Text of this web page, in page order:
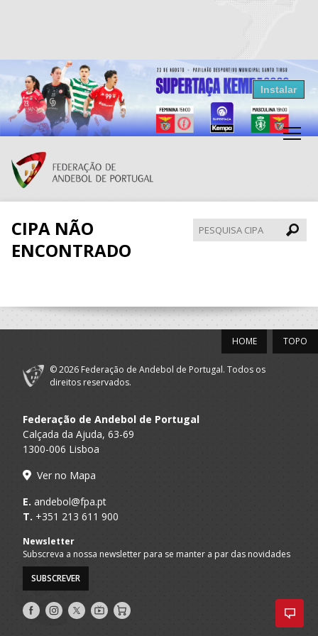
Resultados Andebol
Federação de Andebol de Portugal
Grátis - Disponivel na Play Store
Instalar
CIPA NÃO
ENCONTRADO
CIPA
TOPO
HOME
© 2026 Federação de Andebol de Portugal. Todos os
direitos reservados.
Federação de Andebol de Portugal
Calçada da Ajuda, 63-69
1300-006 Lisboa
Ver no Mapa
E. andebol@fpa.pt
T. +351 213 611 900
Newsletter
Subscreva a nossa newsletter para se manter a par das novidades
SUBSCREVER
Siga-
nos
Siga-
nos
Siga-
nos
AndebolTV
Loja